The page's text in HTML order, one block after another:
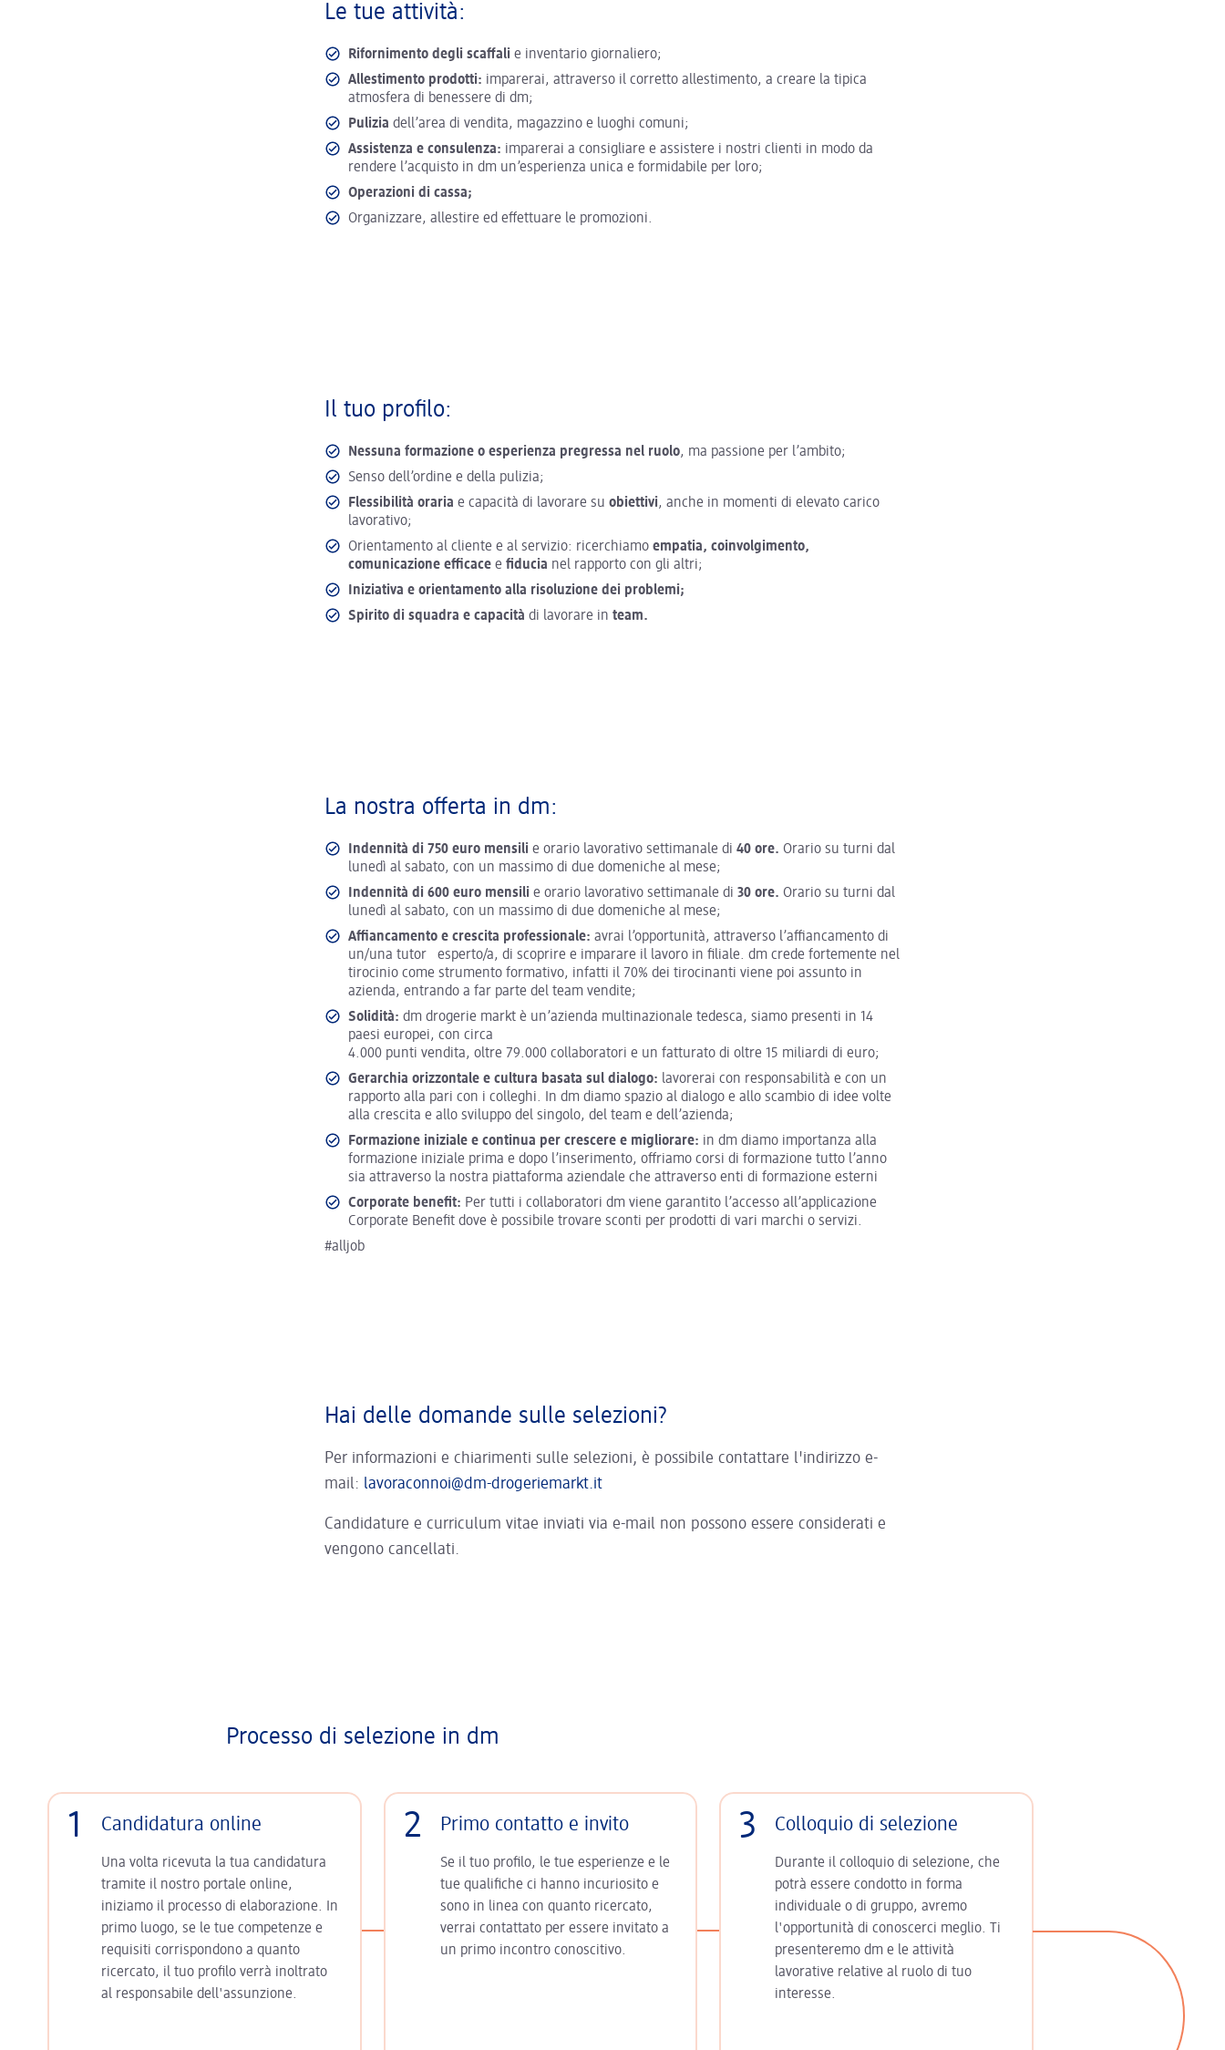
Le tue attività:
Rifornimento degli scaffali e inventario giornaliero;
Allestimento prodotti: imparerai, attraverso il corretto allestimento, a creare la tipica
atmosfera di benessere di dm;
Pulizia dell’area di vendita, magazzino e luoghi comuni;
Assistenza e consulenza: imparerai a consigliare e assistere i nostri clienti in modo da
rendere l’acquisto in dm un’esperienza unica e formidabile per loro;
Operazioni di cassa;
Organizzare, allestire ed effettuare le promozioni.
Il tuo profilo:
Nessuna formazione o esperienza pregressa nel ruolo, ma passione per l’ambito;
Senso dell’ordine e della pulizia;
Flessibilità oraria e capacità di lavorare su obiettivi, anche in momenti di elevato carico
lavorativo;
Orientamento al cliente e al servizio: ricerchiamo empatia, coinvolgimento,
comunicazione efficace e fiducia nel rapporto con gli altri;
Iniziativa e orientamento alla risoluzione dei problemi;
Spirito di squadra e capacità di lavorare in team.
La nostra offerta in dm:
Indennità di 750 euro mensili e orario lavorativo settimanale di 40 ore. Orario su turni dal
lunedì al sabato, con un massimo di due domeniche al mese;
Indennità di 600 euro mensili e orario lavorativo settimanale di 30 ore. Orario su turni dal
lunedì al sabato, con un massimo di due domeniche al mese;
Affiancamento e crescita professionale: avrai l’opportunità, attraverso l’affiancamento di
un/una tutor esperto/a, di scoprire e imparare il lavoro in filiale. dm crede fortemente nel
tirocinio come strumento formativo, infatti il 70% dei tirocinanti viene poi assunto in
azienda, entrando a far parte del team vendite;
Solidità: dm drogerie markt è un’azienda multinazionale tedesca, siamo presenti in 14
paesi europei, con circa
4.000 punti vendita, oltre 79.000 collaboratori e un fatturato di oltre 15 miliardi di euro;
Gerarchia orizzontale e cultura basata sul dialogo: lavorerai con responsabilità e con un
rapporto alla pari con i colleghi. In dm diamo spazio al dialogo e allo scambio di idee volte
alla crescita e allo sviluppo del singolo, del team e dell’azienda;
Formazione iniziale e continua per crescere e migliorare: in dm diamo importanza alla
formazione iniziale prima e dopo l’inserimento, offriamo corsi di formazione tutto l’anno
sia attraverso la nostra piattaforma aziendale che attraverso enti di formazione esterni
Corporate benefit: Per tutti i collaboratori dm viene garantito l’accesso all’applicazione
Corporate Benefit dove è possibile trovare sconti per prodotti di vari marchi o servizi.
#alljob
Hai delle domande sulle selezioni?
Per informazioni e chiarimenti sulle selezioni, è possibile contattare l'indirizzo e-
mail: lavoraconnoi@dm-drogeriemarkt.it
Candidature e curriculum vitae inviati via e-mail non possono essere considerati e
vengono cancellati.
Processo di selezione in dm
1 Candidatura online
Una volta ricevuta la tua candidatura
tramite il nostro portale online,
iniziamo il processo di elaborazione. In
primo luogo, se le tue competenze e
requisiti corrispondono a quanto
ricercato, il tuo profilo verrà inoltrato
al responsabile dell'assunzione.
2 Primo contatto e invito
Se il tuo profilo, le tue esperienze e le
tue qualifiche ci hanno incuriosito e
sono in linea con quanto ricercato,
verrai contattato per essere invitato a
un primo incontro conoscitivo.
3 Colloquio di selezione
Durante il colloquio di selezione, che
potrà essere condotto in forma
individuale o di gruppo, avremo
l'opportunità di conoscerci meglio. Ti
presenteremo dm e le attività
lavorative relative al ruolo di tuo
interesse.